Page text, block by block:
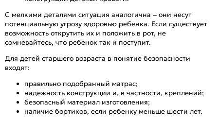
С мелкими деталями ситуация аналогична – они несут
потенциальную угрозу здоровью ребенка. Если существует
возможность открутить их и положить в рот, не
сомневайтесь, что ребенок так и поступит.
Для детей старшего возраста в понятие безопасности
входят:
правильно подобранный матрас;
надежность конструкции и, в частности, креплений;
безопасный материал изготовления;
наличие бортиков, если ребенку меньше шести лет.